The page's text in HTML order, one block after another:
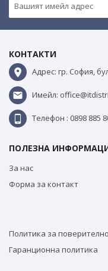
КОНТАКТИ
Адрес: гр. София,
Имейл:
Телефон : 0898 885
ПОЛЕЗНА
За нас
Форма за контакт
Политика за
Гаранционна политика